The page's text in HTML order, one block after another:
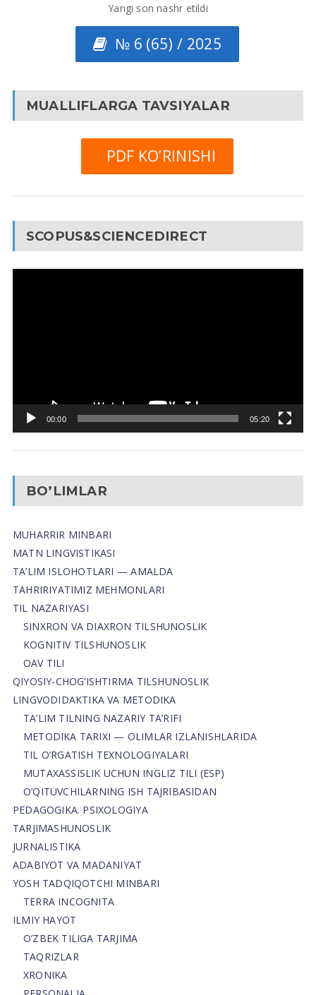
Yangi son nashr etildi
№ 6 (65) / 2025
MUALLIFLARGA TAVSIYALAR
PDF KO’RINISHI
SCOPUS&SCIENCEDIRECT
00:00 05:20
BO’LIMLAR
MUHARRIR MINBARI
MATN LINGVISTIKASI
TA’LIM ISLOHOTLARI — AMALDA
TAHRIRIYATIMIZ MEHMONLARI
TIL NAZARIYASI
SINXRON VA DIAXRON TILSHUNOSLIK
KOGNITIV TILSHUNOSLIK
OAV TILI
QIYOSIY-CHOG‘ISHTIRMA TILSHUNOSLIK
LINGVODIDAKTIKA VA METODIKA
TA’LIM TILNING NAZARIY TA’RIFI
METODIKA TARIXI — OLIMLAR IZLANISHLARIDA
TIL O’RGATISH TEXNOLOGIYALARI
MUTAXASSISLIK UCHUN INGLIZ TILI (ESP)
O’QITUVCHILARNING ISH TAJRIBASIDAN
PEDAGOGIKA. PSIXOLOGIYA
TARJIMASHUNOSLIK
JURNALISTIKA
ADABIYOT VA MADANIYAT
YOSH TADQIQOTCHI MINBARI
TERRA INCOGNITA
ILMIY HAYOT
O’ZBEK TILIGA TARJIMA
TAQRIZLAR
XRONIKA